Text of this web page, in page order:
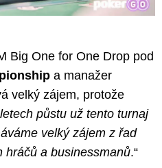
Big One for One Drop pod
a manažer
velký zájem, protože
půstu už tento turnaj
velký zájem z řad
hráčů a businessmanů.“